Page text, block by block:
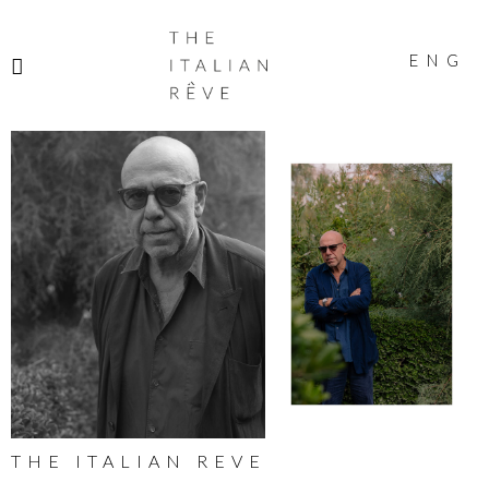
ITALIAN
RÊVE
ENG
THE ITALIAN REVE